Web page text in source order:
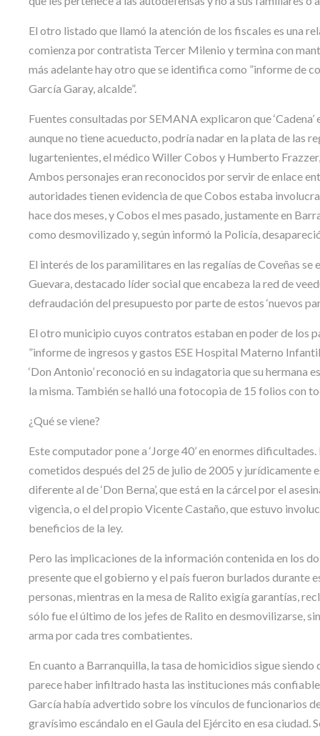
El otro listado que llamó la atención de los fiscales es una
comienza por contratista Tercer Milenio y termina con
más adelante hay otro que se identifica como ”informe de
García Garay, alcalde”.
Fuentes consultadas por SEMANA explicaron que
aunque no tiene acueducto, podría nadar en la plata de las
lugartenientes, el médico Willer Cobos y Humberto Frazzer,
Ambos personajes eran reconocidos por servir de enlace
autoridades tienen evidencia de que Cobos estaba
hace dos meses, y Cobos el mes pasado, justamente en
como desmovilizado y, según informó la Policía,
El interés de los paramilitares en las regalías de Coveñas
Guevara, destacado líder social que encabeza la red de
defraudación del presupuesto por parte de estos ‘nuevos
El otro municipio cuyos contratos estaban en poder de los
”informe de ingresos y gastos ESE Hospital Materno
‘Don Antonio’ reconoció en su indagatoria que su hermana
la misma. También se halló una fotocopia de 15 folios con
¿Qué se viene?
Este computador pone a ‘Jorge 40’ en enormes
cometidos después del 25 de julio de 2005 y jurídicamente
diferente al de ‘Don Berna’, que está en la cárcel por el
vigencia, o el del propio Vicente Castaño, que estuvo
beneficios de la ley.
Pero las implicaciones de la información contenida en los
presente que el gobierno y el país fueron burlados durante
personas, mientras en la mesa de Ralito exigía garantías,
sólo fue el último de los jefes de Ralito en desmovilizarse,
arma por cada tres combatientes.
En cuanto a Barranquilla, la tasa de homicidios sigue
parece haber infiltrado hasta las instituciones más
García había advertido sobre los vínculos de funcionarios
gravísimo escándalo en el Gaula del Ejército en esa